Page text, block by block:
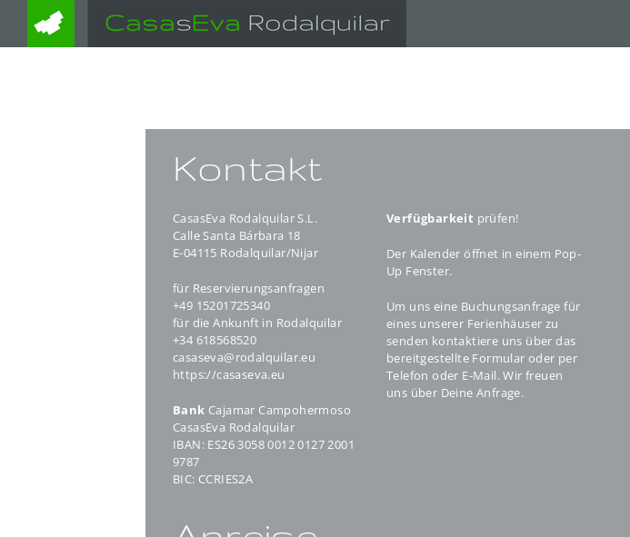
Kontakt
CasasEva Rodalquilar S.L.
Calle Santa Bárbara 18
E-04115 Rodalquilar/Nijar
für Reservierungsanfragen
+49 15201725340
für die Ankunft in Rodalquilar
+34 618568520
casaseva@rodalquilar.eu
https://casaseva.eu
Bank Cajamar Campohermoso
CasasEva Rodalquilar
IBAN: ES26 3058 0012 0127 2001
9787
BIC: CCRIES2A
Verfügbarkeit prüfen!
Der Kalender öffnet in einem Pop-
Up Fenster.
Um uns eine Buchungsanfrage für
eines unserer Ferienhäuser zu
senden kontaktiere uns über das
bereitgestellte Formular oder per
Telefon oder E-Mail. Wir freuen
uns über Deine Anfrage.